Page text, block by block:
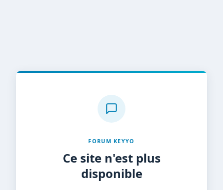
FORUM KEYYO
Ce site n'est plus
disponible